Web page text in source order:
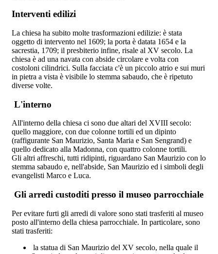
Interventi edilizi
La chiesa ha subito molte trasformazioni edilizie: è stata
oggetto di intervento nel 1609; la porta è datata 1654 e la
sacrestia, 1709; il presbiterio infine, risale al XV secolo. La
chiesa è ad una navata con abside circolare e volta con
costoloni cilindrici. Sulla facciata c'è un piccolo atrio e sui muri
in pietra a vista è visibile lo stemma sabaudo, che è ripetuto
diverse volte.
L'interno
All'interno della chiesa ci sono due altari del XVIII secolo:
quello maggiore, con due colonne tortili ed un dipinto
(raffigurante San Maurizio, Santa Maria e San Sengrand) e
quello dedicato alla Madonna, con quattro colonne tortili.
Gli altri affreschi, tutti ridipinti, riguardano San Maurizio con lo
stemma sabaudo e, nell'abside, San Maurizio ed i simboli degli
evangelisti Marco e Luca.
Gli arredi custoditi presso il museo parrocchiale
Per evitare furti gli arredi di valore sono stati trasferiti al museo
posto all'interno della chiesa parrocchiale. In particolare, sono
stati trasferiti:
la statua di San Maurizio del XV secolo, nella quale il